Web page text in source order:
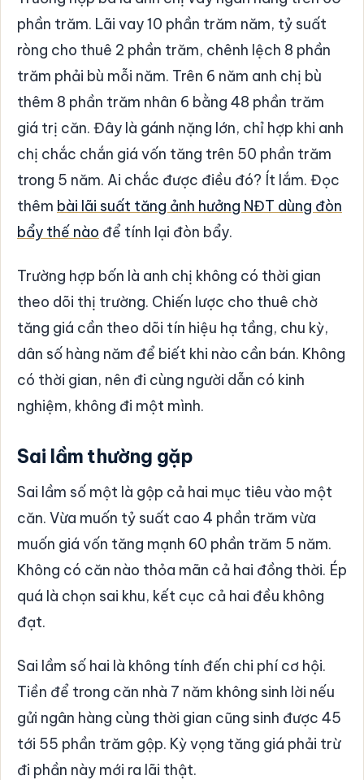
phần trăm. Lãi vay 10 phần trăm năm, tỷ suất
ròng cho thuê 2 phần trăm, chênh lệch 8 phần
trăm phải bù mỗi năm. Trên 6 năm anh chị bù
thêm 8 phần trăm nhân 6 bằng 48 phần trăm
giá trị căn. Đây là gánh nặng lớn, chỉ hợp khi anh
chị chắc chắn giá vốn tăng trên 50 phần trăm
trong 5 năm. Ai chắc được điều đó? Ít lắm. Đọc
thêm bài lãi suất tăng ảnh hưởng NĐT dùng đòn
bẩy thế nào để tính lại đòn bẩy.
Trường hợp bốn là anh chị không có thời gian
theo dõi thị trường. Chiến lược cho thuê chờ
tăng giá cần theo dõi tín hiệu hạ tầng, chu kỳ,
dân số hàng năm để biết khi nào cần bán. Không
có thời gian, nên đi cùng người dẫn có kinh
nghiệm, không đi một mình.
Sai lầm thường gặp
Sai lầm số một là gộp cả hai mục tiêu vào một
căn. Vừa muốn tỷ suất cao 4 phần trăm vừa
muốn giá vốn tăng mạnh 60 phần trăm 5 năm.
Không có căn nào thỏa mãn cả hai đồng thời. Ép
quá là chọn sai khu, kết cục cả hai đều không
đạt.
Sai lầm số hai là không tính đến chi phí cơ hội.
Tiền để trong căn nhà 7 năm không sinh lời nếu
gửi ngân hàng cùng thời gian cũng sinh được 45
tới 55 phần trăm gộp. Kỳ vọng tăng giá phải trừ
đi phần này mới ra lãi thật.